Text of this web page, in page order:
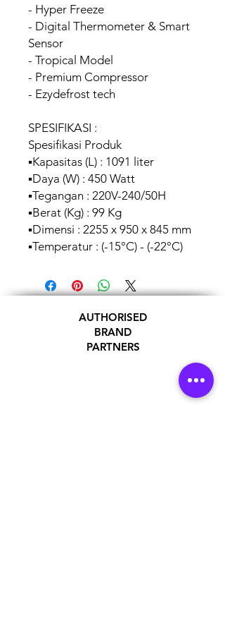
- Hyper Freeze
- Digital Thermometer & Smart
Sensor
- Tropical Model
- Premium Compressor
- Ezydefrost tech
SPESIFIKASI :
Spesifikasi Produk
▪︎Kapasitas (L) : 1091 liter
▪︎Daya (W) : 450 Watt
▪︎Tegangan : 220V-240/50H
▪︎Berat (Kg) : 99 Kg
▪︎Dimensi : 2255 x 950 x 845 mm
▪︎Temperatur : (-15°C) - (-22°C)
AUTHORISED
BRAND
PARTNERS